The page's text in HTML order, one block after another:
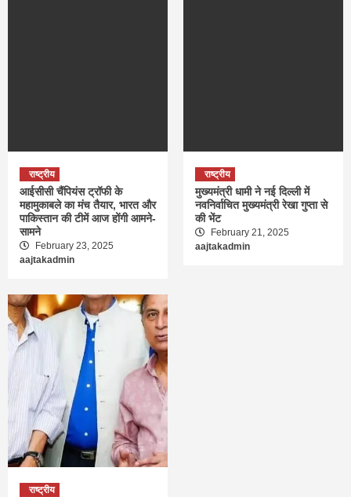
राष्ट्रीय
आईसीसी चैंपियंस ट्रॉफी के
महामुकाबले का मंच तैयार, भारत और
पाकिस्तान की टीमें आज होंगी आमने-
सामने
February 23, 2025
aajtakadmin
राष्ट्रीय
मुख्यमंत्री धामी ने नई दिल्ली में
नवनिर्वाचित मुख्यमंत्री रेखा गुप्ता से
की भेंट
February 21, 2025
aajtakadmin
राष्ट्रीय